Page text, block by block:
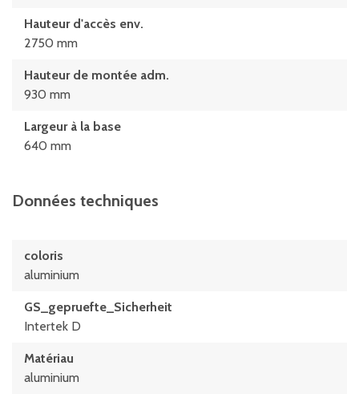
Hauteur d'accès env.
2750 mm
Hauteur de montée adm.
930 mm
Largeur à la base
640 mm
Données techniques
coloris
aluminium
GS_gepruefte_Sicherheit
Intertek D
Matériau
aluminium